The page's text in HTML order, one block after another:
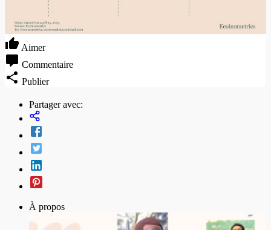
Aimer
Commentaire
Publier
Partager avec:
À propos